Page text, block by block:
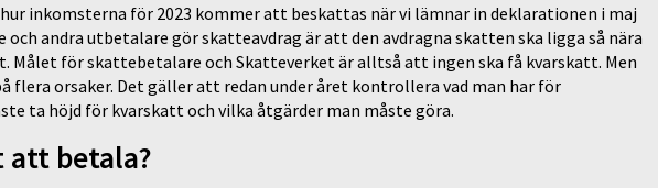
hur inkomsterna för 2023 kommer att beskattas när vi lämnar in deklarationen i maj
och andra utbetalare gör skatteavdrag är att den avdragna skatten ska ligga så nära
Målet för skattebetalare och Skatteverket är alltså att ingen ska få kvarskatt. Men
flera orsaker. Det gäller att redan under året kontrollera vad man har för
ta höjd för kvarskatt och vilka åtgärder man måste göra.
att betala?